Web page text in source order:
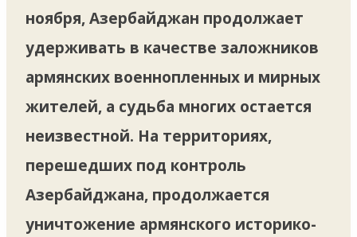
ноября, Азербайджан продолжает
удерживать в качестве заложников
армянских военнопленных и мирных
жителей, а судьба многих остается
неизвестной. На территориях,
перешедших под контроль
Азербайджана, продолжается
уничтожение армянского историко-